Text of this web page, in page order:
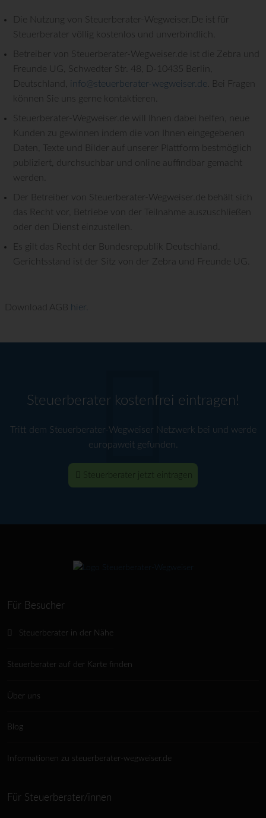
Die Nutzung von Steuerberater-Wegweiser.De ist für
Steuerberater völlig kostenlos und unverbindlich.
Betreiber von Steuerberater-Wegweiser.de ist die Zebra und
Freunde UG, Schwedter Str. 48, D-10435 Berlin,
Deutschland, info@steuerberater-wegweiser.de . Bei Fragen
können Sie uns gerne kontaktieren.
Steuerberater-Wegweiser.de will Ihnen dabei helfen, neue
Kunden zu gewinnen indem die von Ihnen eingegebenen
Daten, Texte und Bilder auf unserer Plattform bestmöglich
publiziert, durchsuchbar und online auffindbar gemacht
werden.
Der Betreiber von Steuerberater-Wegweiser.de behält sich
das Recht vor, Betriebe von der Teilnahme auszuschließen
oder den Dienst einzustellen.
Es gilt das Recht der Bundesrepublik Deutschland.
Gerichtsstand ist der Sitz von der Zebra und Freunde UG.
Download AGB hier.
Steuerberater kostenfrei eintragen!
Tritt dem Steuerberater-Wegweiser Netzwerk bei und werde
europaweit gefunden.
Steuerberater jetzt eintragen
Für Besucher
Steuerberater in der Nähe
Steuerberater auf der Karte finden
Über uns
Blog
Informationen zu steuerberater-wegweiser.de
Für Steuerberater/innen